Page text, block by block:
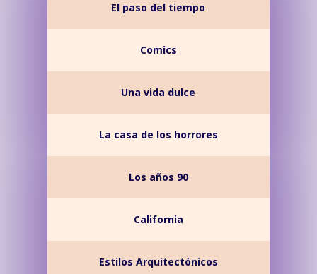
El paso del tiempo
Comics
Una vida dulce
La casa de los horrores
Los años 90
California
Estilos Arquitectónicos